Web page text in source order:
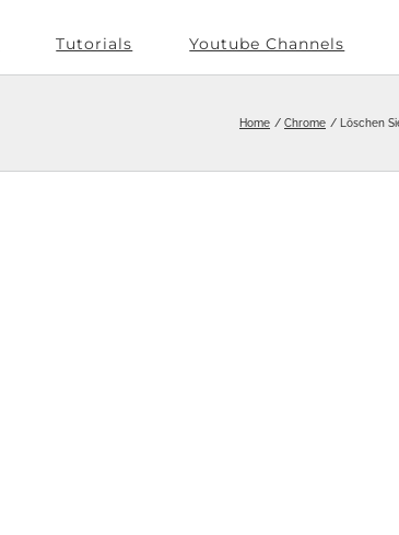
Tutorials Youtube Channels
Home Chrome Löschen